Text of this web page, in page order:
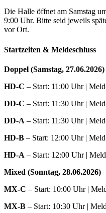
Die Halle öffnet am Samstag
9:00 Uhr. Bitte seid jeweils
vor Ort.
Startzeiten & Meldeschluss
Doppel (Samstag, 27.06.2026)
HD-C – Start: 11:00 Uhr |
DD-C – Start: 11:30 Uhr |
DD-A – Start: 11:30 Uhr |
HD-B – Start: 12:00 Uhr |
HD-A – Start: 12:00 Uhr |
Mixed (Sonntag, 28.06.2026)
MX-C – Start: 10:00 Uhr |
MX-B – Start: 10:30 Uhr |